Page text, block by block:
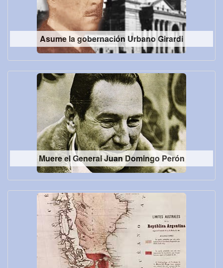
Asume la gobernación Urbano Girardi
Muere el General Juan Domingo Perón